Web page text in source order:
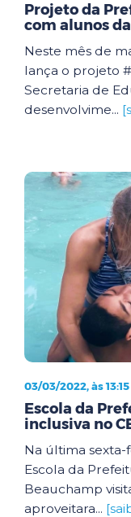
Projeto da
com alunos
Neste mês de
lança o projeto
Secretaria de
desenvolvime...
03/03/2022, às 13:15
Escola da
inclusiva no
Na última sexta-
Escola da
Beauchamp
aproveitara...